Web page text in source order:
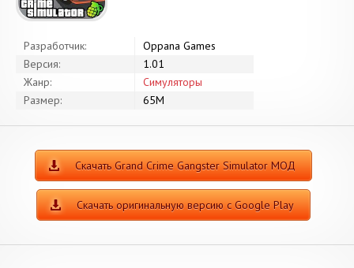
Разработчик:
Oppana Games
Версия:
1.01
Жанр:
Симуляторы
Размер:
65M
Скачать Grand Crime Gangster Simulator МОД
Скачать оригинальную версию с Google Play